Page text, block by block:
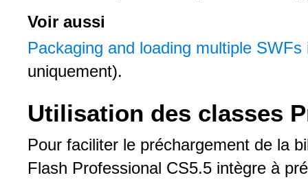
Voir aussi
Packaging and loading multiple
uniquement).
Utilisation des classes
Pour faciliter le préchargement de la
Flash Professional CS5.5 intègre à